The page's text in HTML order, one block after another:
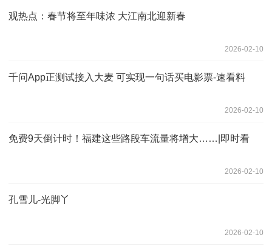
观热点：春节将至年味浓 大江南北迎新春
2026-02-10
千问App正测试接入大麦 可实现一句话买电影票-速看料
2026-02-10
免费9天倒计时！福建这些路段车流量将增大……|即时看
2026-02-10
孔雪儿-光脚丫
2026-02-10